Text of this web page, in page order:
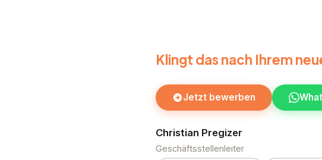
Klingt das nach Ihrem
Jetzt bewerben
Christian Pregizer
Geschäftsstellenleiter